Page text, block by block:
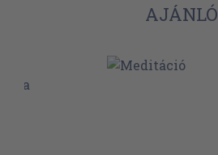
AJÁNLÓ